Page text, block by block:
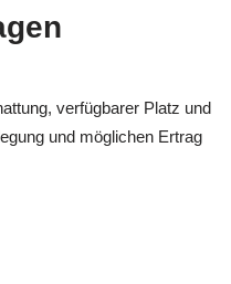
verfügbarer Platz und
und möglichen Ertrag